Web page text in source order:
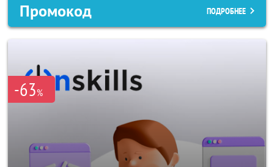
Промокод ПОДРОБНЕЕ
-63%